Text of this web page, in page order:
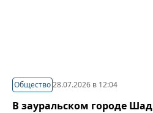
Общество28.07.2026 в 12:04
В зауральском городе